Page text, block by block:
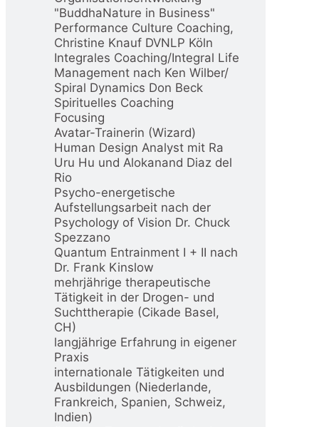
"BuddhaNature in Business"
Performance Culture Coaching,
Christine Knauf DVNLP Köln
Integrales Coaching/Integral Life
Management nach Ken Wilber/
Spiral Dynamics Don Beck
Spirituelles Coaching
Focusing
Avatar-Trainerin (Wizard)
Human Design Analyst mit Ra
Uru Hu und Alokanand Diaz del
Rio
Psycho-energetische
Aufstellungsarbeit nach der
Psychology of Vision Dr. Chuck
Spezzano
Quantum Entrainment I + II nach
Dr. Frank Kinslow
mehrjährige therapeutische
Tätigkeit in der Drogen- und
Suchttherapie (Cikade Basel,
CH)
langjährige Erfahrung in eigener
Praxis
internationale Tätigkeiten und
Ausbildungen (Niederlande,
Frankreich, Spanien, Schweiz,
Indien)